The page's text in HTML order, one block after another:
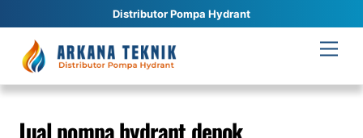
Distributor Pompa Hydrant
content
Jual pompa hydrant depok